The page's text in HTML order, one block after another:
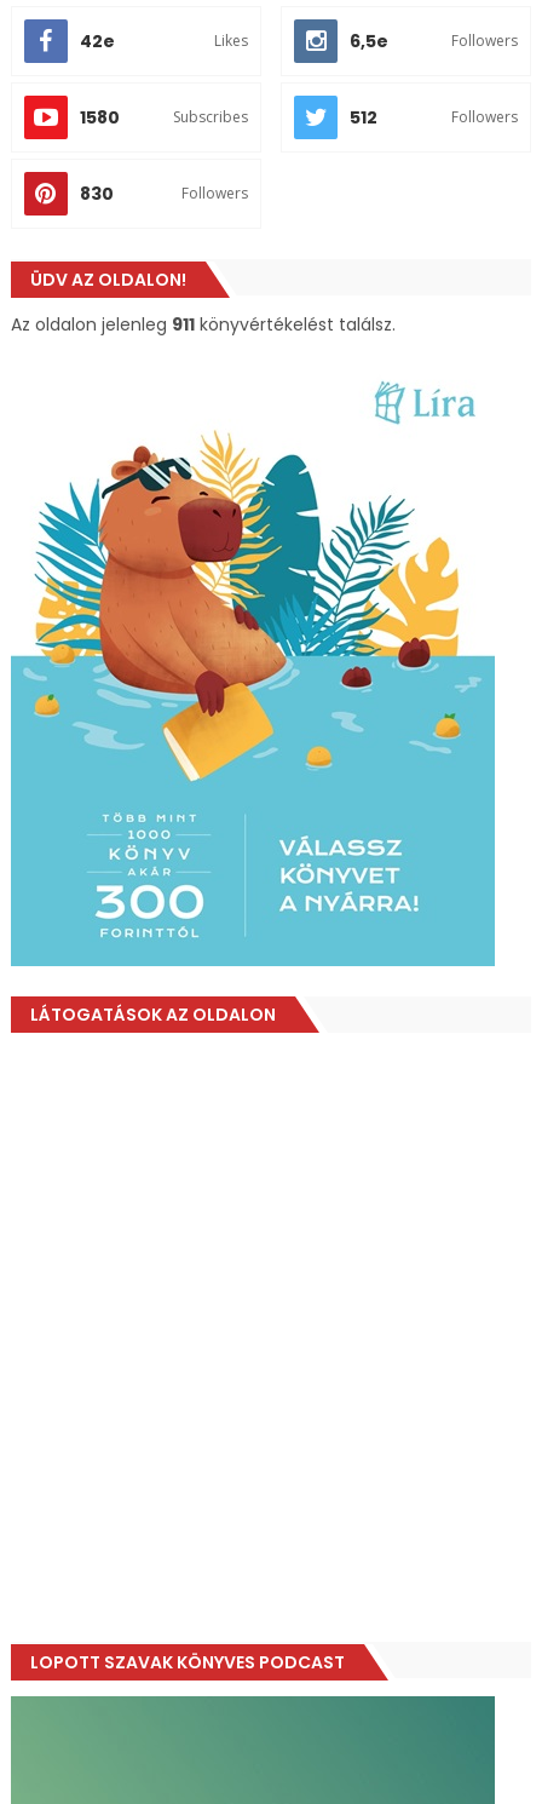
42e Likes 6,5e Followers
1580 Subscribes 512 Followers
830 Followers
ÜDV AZ OLDALON!
Az oldalon jelenleg 911könyvértékelést találsz.
LÁTOGATÁSOK AZ OLDALON
LOPOTT SZAVAK KÖNYVES PODCAST